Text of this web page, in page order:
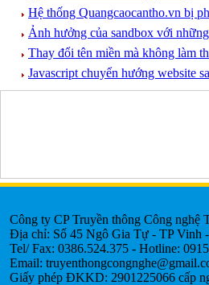
Hệ thống Quangcaocantho.vn bị
Ảnh hưởng của sandbox với
Thay đổi tên miền mà không làm
Javascript chuyển hướng website
Công ty CP Truyền thông Công nghệ
Địa chỉ: Số 45 Ngô Gia Tự - TP Vinh
Tel/ Fax: 0386.524.375 - Hotline:
Email:
Giấy phép ĐKKD: 2901225066 cấp